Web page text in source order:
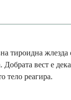
тироидна жлезда
вест е
тело реагира.